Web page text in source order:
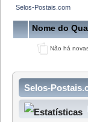
Selos-Postais.com
Nome do
Não há
Selos-